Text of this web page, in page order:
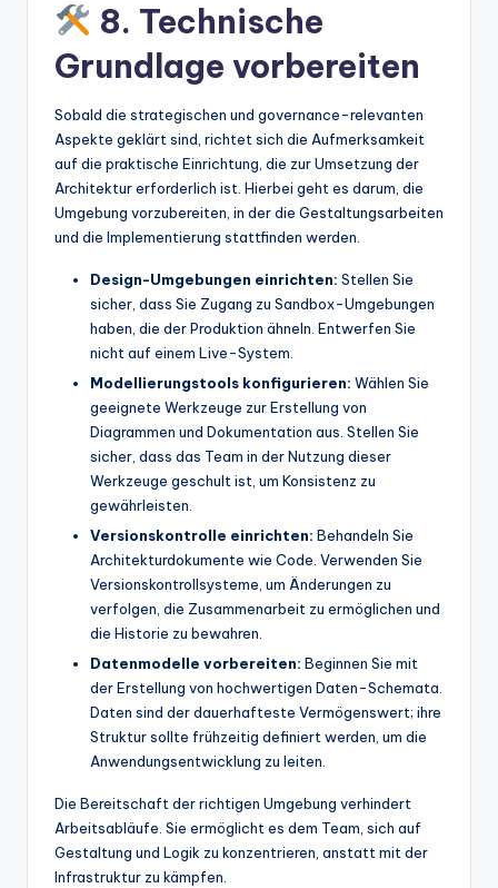
8. Technische
Grundlage vorbereiten
Sobald die strategischen und governance-relevanten
Aspekte geklärt sind, richtet sich die Aufmerksamkeit
auf die praktische Einrichtung, die zur Umsetzung der
Architektur erforderlich ist. Hierbei geht es darum, die
Umgebung vorzubereiten, in der die Gestaltungsarbeiten
und die Implementierung stattfinden werden.
Design-Umgebungen einrichten: Stellen Sie
sicher, dass Sie Zugang zu Sandbox-Umgebungen
haben, die der Produktion ähneln. Entwerfen Sie
nicht auf einem Live-System.
Modellierungstools konfigurieren: Wählen Sie
geeignete Werkzeuge zur Erstellung von
Diagrammen und Dokumentation aus. Stellen Sie
sicher, dass das Team in der Nutzung dieser
Werkzeuge geschult ist, um Konsistenz zu
gewährleisten.
Versionskontrolle einrichten: Behandeln Sie
Architekturdokumente wie Code. Verwenden Sie
Versionskontrollsysteme, um Änderungen zu
verfolgen, die Zusammenarbeit zu ermöglichen und
die Historie zu bewahren.
Datenmodelle vorbereiten: Beginnen Sie mit
der Erstellung von hochwertigen Daten-Schemata.
Daten sind der dauerhafteste Vermögenswert; ihre
Struktur sollte frühzeitig definiert werden, um die
Anwendungsentwicklung zu leiten.
Die Bereitschaft der richtigen Umgebung verhindert
Arbeitsabläufe. Sie ermöglicht es dem Team, sich auf
Gestaltung und Logik zu konzentrieren, anstatt mit der
Infrastruktur zu kämpfen.